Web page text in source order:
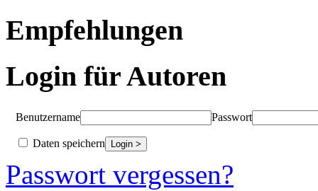
Empfehlungen
Login für Autoren
Benutzername Passwort
Daten speichern
Passwort vergessen?